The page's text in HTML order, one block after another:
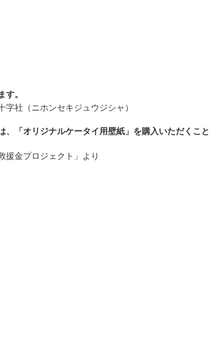
。
（ニホンセキジュウジシャ）
「オリジナルケータイ用壁紙」を購入いただくこと
金プロジェクト」より